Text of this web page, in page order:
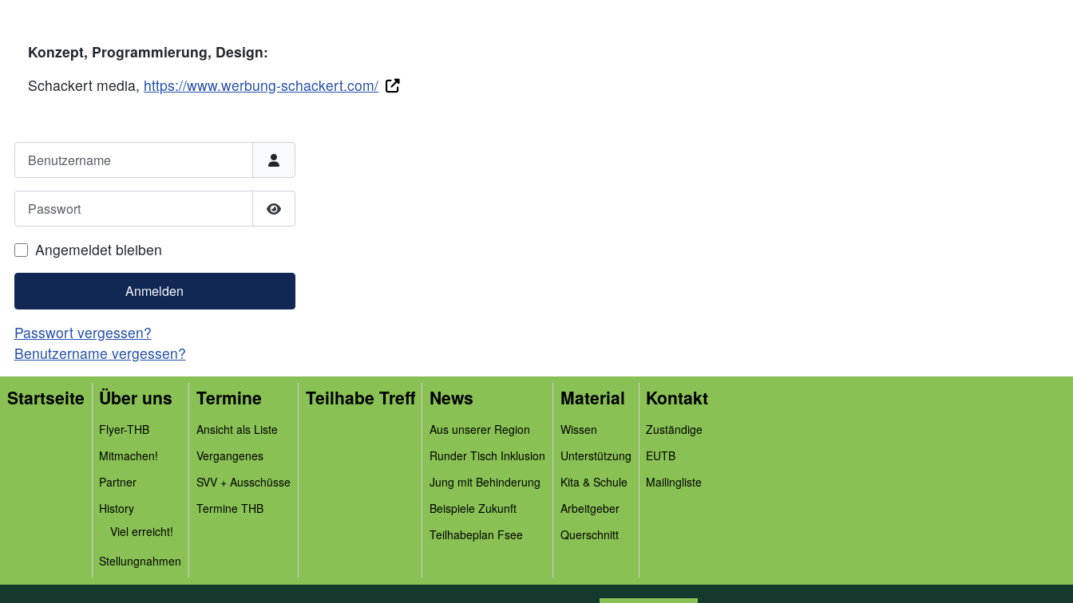
Konzept, Programmierung, Design:
Schackert media, https://www.werbung-schackert.com/
Benutzername
Passwort
Passwort anzeigen
Angemeldet bleiben
Anmelden
Passwort vergessen?
Benutzername vergessen?
Startseite Über uns
Flyer-THB
Mitmachen!
Partner
History
Viel erreicht!
Stellungnahmen
Termine
Ansicht als Liste
Vergangenes
SVV + Ausschüsse
Termine THB
Teilhabe Treff News
Aus unserer Region
Runder Tisch Inklusion
Jung mit Behinderung
Beispiele Zukunft
Teilhabeplan Fsee
Material
Wissen
Unterstützung
Kita & Schule
Arbeitgeber
Querschnitt
Kontakt
Zuständige
EUTB
Mailingliste